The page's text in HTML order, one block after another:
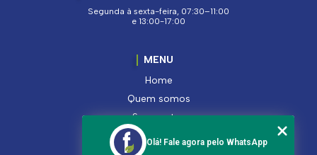
Segunda à sexta-feira, 07:30–11:00
e 13:00-17:00
MENU
Home
Quem somos
Segmentos
Serviços
Olá! Fale agora pelo WhatsApp